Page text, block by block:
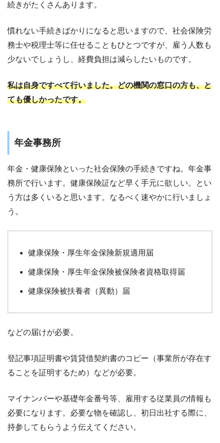
続きがたくさんあります。
慣れない手続きばかりになると思いますので、社会保険労
務士や税理士等に任せることもひとつですが、雇う人数も
少ないでしょうし、経費負担は減らしたいものです。
私は自身ですべて行いました。どの機関の窓口の方も、と
ても優しかったです。
年金事務所
年金・健康保険といった社会保険の手続きですね。年金事
務所で行います。健康保険証など早く手元に欲しい。とい
う方は多くいると思います。なるべく速やかに行いましょ
う。
健康保険・厚生年金保険新規適用届
健康保険・厚生年金保険被保険者資格取得届
健康保険被扶養者（異動）届
などの届けが必要。
登記事項証明書や賃貸借契約書のコピー（事業所が存在す
ることを証明するため）などが必要。
マイナンバーや基礎年金番号等、雇用する従業員の情報も
必要になります。必要な物を確認し、初日出社する際に、
持参してもらうよう伝えてください。